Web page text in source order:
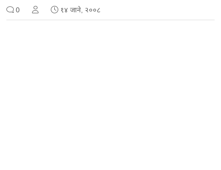
0 १४ जाने, २००८